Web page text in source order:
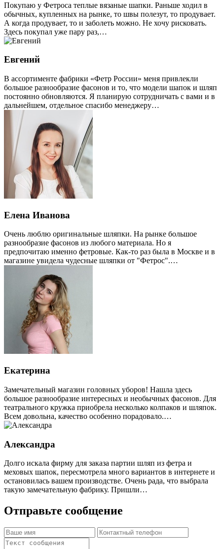
Покупаю у Фетроса теплые вязаные шапки. Раньше ходил в
обычных, купленных на рынке, то швы полезут, то продувает.
А когда продувает, то и заболеть можно. Не хочу рисковать.
Здесь покупал уже пару раз,…
Евгений
В ассортименте фабрики «Фетр России» меня привлекли
большое разнообразие фасонов и то, что модели шапок и шляп
постоянно обновляются. Я планирую сотрудничать с вами и в
дальнейшем, отдельное спасибо менеджеру…
Елена Иванова
Очень люблю оригинальные шляпки. На рынке большое
разнообразие фасонов из любого материала. Но я
предпочитаю именно фетровые. Как-то раз была в Москве и в
магазине увидела чудесные шляпки от "Фетрос".…
Екатерина
Замечательный магазин головных уборов! Нашла здесь
большое разнообразие интересных и необычных фасонов. Для
театрального кружка приобрела несколько колпаков и шляпок.
Всем довольна, качество особенно порадовало.…
Александра
Долго искала фирму для заказа партии шляп из фетра и
меховых шапок, пересмотрела много вариантов в интернете и
остановилась вашем производстве. Очень рада, что выбрала
такую замечательную фабрику. Пришли…
Отправьте сообщение